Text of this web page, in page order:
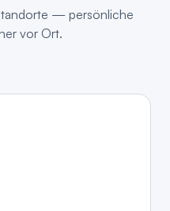
— persönliche
vor Ort.